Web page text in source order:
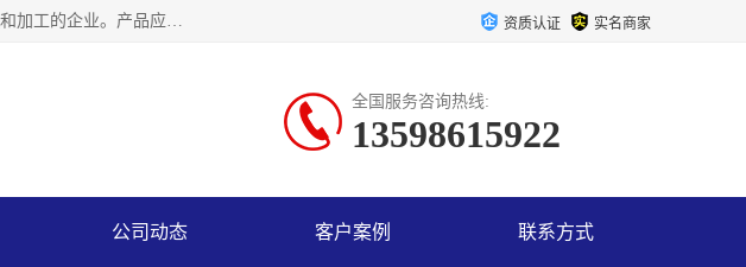
河南大林橡胶通信器材有限公司是一个专注于各种橡胶件、离合器及配件、泥浆泵及配件等产品设计制造和加工的企业。产品应用于矿山、冶金、石油、钢铁、化工、水泥、船舶、造纸、通用机械等各种大功率机械传动或制动装置。 资质认证 实名商家
全国服务咨询热线:
13598615922
公司动态 客户案例 联系方式